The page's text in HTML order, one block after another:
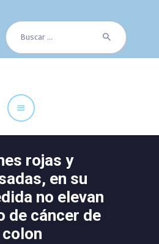
Buscar:
rojas y
en su
no elevan
de cáncer de
colon